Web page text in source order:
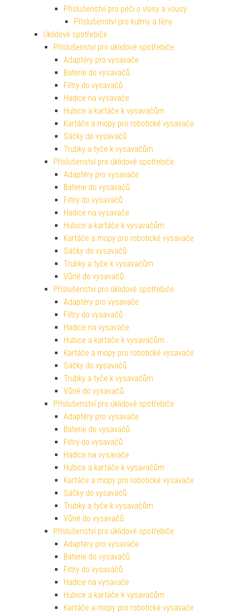
Příslušenství pro péči o vlasy a vousy
Příslušenství pro kulmy a fény
Úklidové spotřebiče
Příslušenství pro úklidové spotřebiče
Adaptéry pro vysavače
Baterie do vysavačů
Filtry do vysavačů
Hadice na vysavače
Hubice a kartáče k vysavačům
Kartáče a mopy pro robotické vysavače
Sáčky do vysavačů
Trubky a tyče k vysavačům
Příslušenství pro úklidové spotřebiče
Adaptéry pro vysavače
Baterie do vysavačů
Filtry do vysavačů
Hadice na vysavače
Hubice a kartáče k vysavačům
Kartáče a mopy pro robotické vysavače
Sáčky do vysavačů
Trubky a tyče k vysavačům
Vůně do vysavačů
Příslušenství pro úklidové spotřebiče
Adaptéry pro vysavače
Filtry do vysavačů
Hadice na vysavače
Hubice a kartáče k vysavačům
Kartáče a mopy pro robotické vysavače
Sáčky do vysavačů
Trubky a tyče k vysavačům
Vůně do vysavačů
Příslušenství pro úklidové spotřebiče
Adaptéry pro vysavače
Baterie do vysavačů
Filtry do vysavačů
Hadice na vysavače
Hubice a kartáče k vysavačům
Kartáče a mopy pro robotické vysavače
Sáčky do vysavačů
Trubky a tyče k vysavačům
Vůně do vysavačů
Příslušenství pro úklidové spotřebiče
Adaptéry pro vysavače
Baterie do vysavačů
Filtry do vysavačů
Hadice na vysavače
Hubice a kartáče k vysavačům
Kartáče a mopy pro robotické vysavače